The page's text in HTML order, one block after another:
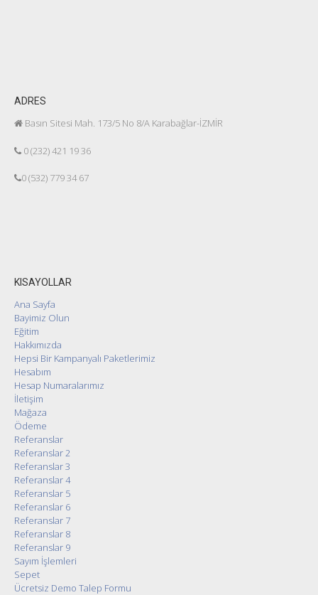
ADRES
Basın Sitesi Mah. 173/5 No 8/A Karabağlar-İZMİR
0 (232) 421 19 36
0 (532) 779 34 67
KISAYOLLAR
Ana Sayfa
Bayimiz Olun
Eğitim
Hakkımızda
Hepsi Bir Kampanyalı Paketlerimiz
Hesabım
Hesap Numaralarımız
İletişim
Mağaza
Ödeme
Referanslar
Referanslar 2
Referanslar 3
Referanslar 4
Referanslar 5
Referanslar 6
Referanslar 7
Referanslar 8
Referanslar 9
Sayım İşlemleri
Sepet
Ücretsiz Demo Talep Formu